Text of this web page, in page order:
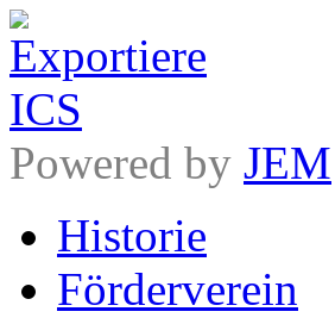
Powered by JEM
Historie
Förderverein